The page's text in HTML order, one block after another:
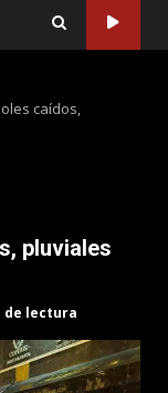
caídos,
pluviales
de lectura